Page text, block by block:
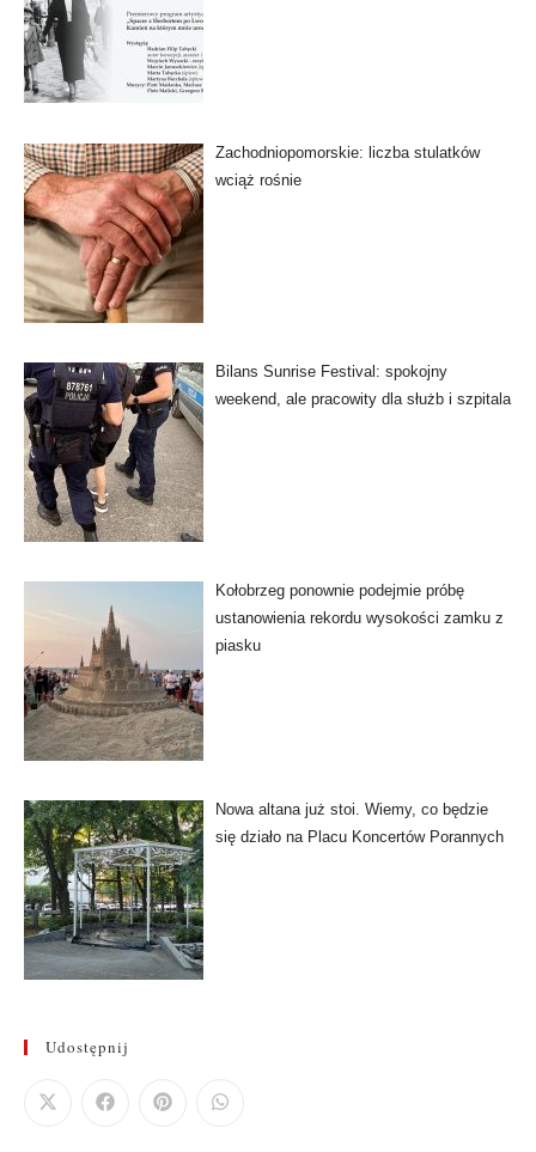
Zachodniopomorskie: liczba stulatków
wciąż rośnie
Bilans Sunrise Festival: spokojny
weekend, ale pracowity dla służb i szpitala
Kołobrzeg ponownie podejmie próbę
ustanowienia rekordu wysokości zamku z
piasku
Nowa altana już stoi. Wiemy, co będzie
się działo na Placu Koncertów Porannych
Udostępnij